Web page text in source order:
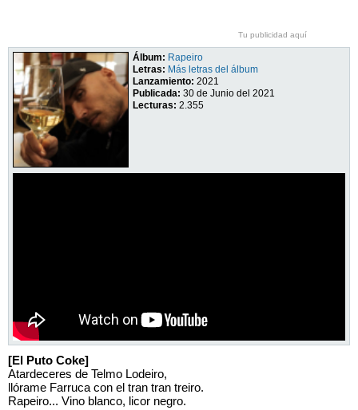
Tu publicidad aquí
Álbum: Rapeiro
Letras: Más letras del álbum
Lanzamiento: 2021
Publicada: 30 de Junio del 2021
Lecturas: 2.355
[El Puto Coke]
Atardeceres de Telmo Lodeiro,
llórame Farruca con el tran tran treiro.
Rapeiro... Vino blanco, licor negro.